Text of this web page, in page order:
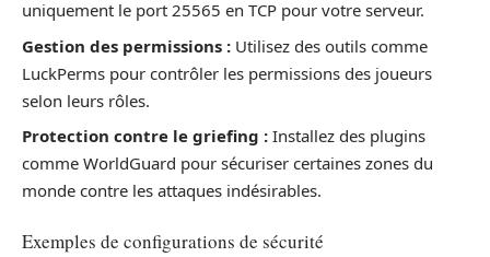
uniquement le port 25565 en TCP pour votre serveur.
Gestion des permissions : Utilisez des outils comme
LuckPerms pour contrôler les permissions des joueurs
selon leurs rôles.
Protection contre le griefing : Installez des plugins
comme WorldGuard pour sécuriser certaines zones du
monde contre les attaques indésirables.
Exemples de configurations de sécurité